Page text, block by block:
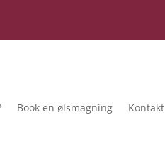
Book en ølsmagning Kontakt